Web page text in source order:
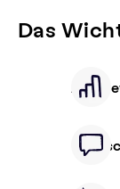
Das
Alle